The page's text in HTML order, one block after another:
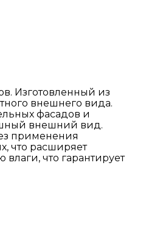
Изготовленный из
внешнего вида.
фасадов и
внешний вид.
применения
что расширяет
что гарантирует